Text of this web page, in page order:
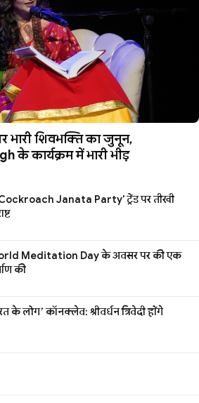
भारी शिवभक्ति का जुनून,
के कार्यक्रम में भारी भीड़
Janata Party' ट्रेंड पर तीखी
Meditation Day के अवसर पर की एक
की
के लोग’ कॉनक्लेव: श्रीवर्धन त्रिवेदी होंगे